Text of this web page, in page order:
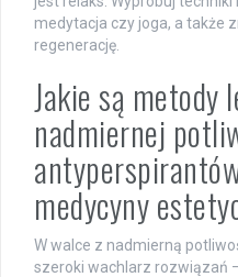
medytacja czy joga, a także
regenerację.
Jakie są metody
nadmiernej
medycyny
W walce z nadmierną
szeroki wachlarz rozwiązań